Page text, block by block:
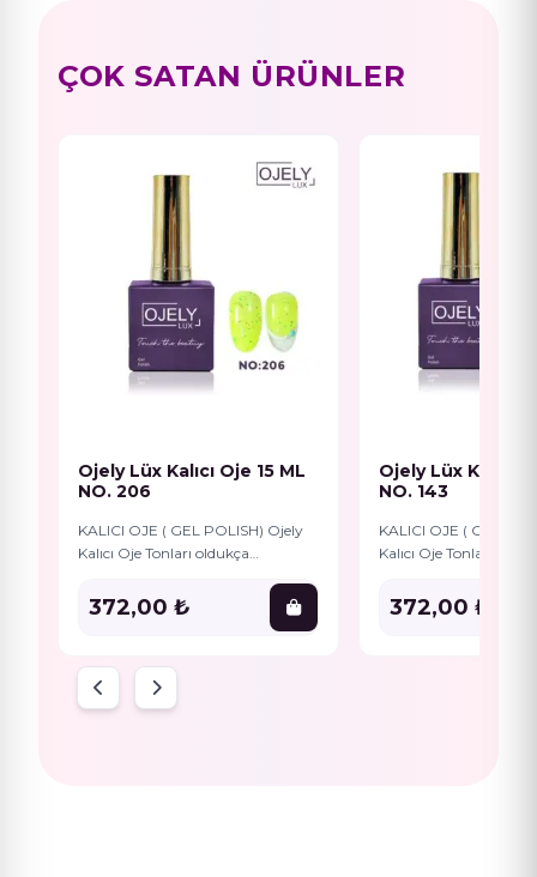
ÇOK SATAN ÜRÜNLER
Ojely Lüx Kalıcı Oje 15 ML
NO. 206
KALICI OJE ( GEL POLISH) Ojely
Kalıcı Oje Tonları oldukça
Gelpolish’in iz bırakmadan
tırnağauygulanmasını
372,00 ₺
Ojely Lüx Kalıcı
NO. 143
KALICI OJE ( GEL
Kalıcı Oje Tonları
Gelpolish’in iz
tırnağauygulanmasını
372,00 ₺